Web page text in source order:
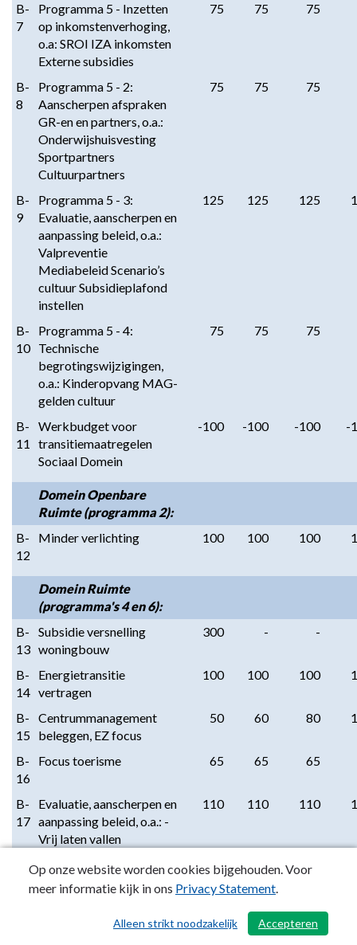
B-
7
Programma 5 - Inzetten
op inkomstenverhoging,
o.a: SROI IZA inkomsten
Externe subsidies
75 75 75
B-
8
Programma 5 - 2:
Aanscherpen afspraken
GR-en en partners, o.a.:
Onderwijshuisvesting
Sportpartners
Cultuurpartners
75 75 75
B-
9
Programma 5 - 3:
Evaluatie, aanscherpen en
aanpassing beleid, o.a.:
Valpreventie
Mediabeleid Scenario’s
cultuur Subsidieplafond
instellen
125 125 125
B-
10
Programma 5 - 4:
Technische
begrotingswijzigingen,
o.a.: Kinderopvang MAG-
gelden cultuur
75 75 75
B-
11
Werkbudget voor
transitiemaatregelen
Sociaal Domein
-100 -100 -100 -
Domein Openbare
Ruimte (programma 2):
B-
12
Minder verlichting 100 100 100
Domein Ruimte
(programma's 4 en 6):
B-
13
Subsidie versnelling
woningbouw
300 - -
B-
14
Energietransitie
vertragen
100 100 100
B-
15
Centrummanagement
beleggen, EZ focus
50 60 80
B-
16
Focus toerisme 65 65 65
B-
17
Evaluatie, aanscherpen en
aanpassing beleid, o.a.: -
Vrij laten vallen
Harmelerwaard -
Verhoogde opbrengst
-Gunstiger kosten door
110 110 110
/ 43
Op onze website worden cookies bijgehouden. Voor
meer informatie kijk in ons Privacy Statement.
Accepteren
Alleen strikt noodzakelijk